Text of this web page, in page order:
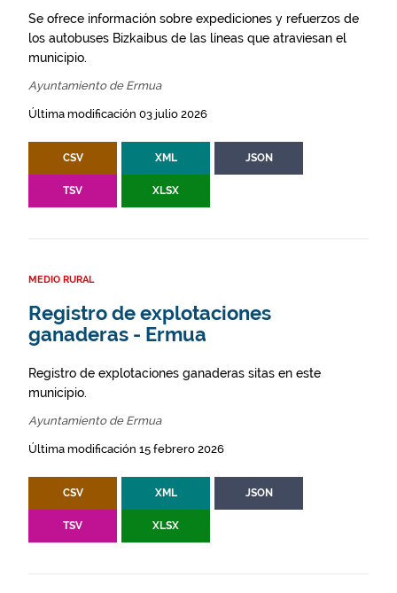
Se ofrece información sobre expediciones y refuerzos de
los autobuses Bizkaibus de las líneas que atraviesan el
municipio.
Ayuntamiento de Ermua
Última modificación 03 julio 2026
CSV XML JSON
TSV XLSX
MEDIO RURAL
Registro de explotaciones
ganaderas - Ermua
Registro de explotaciones ganaderas sitas en este
municipio.
Ayuntamiento de Ermua
Última modificación 15 febrero 2026
CSV XML JSON
TSV XLSX